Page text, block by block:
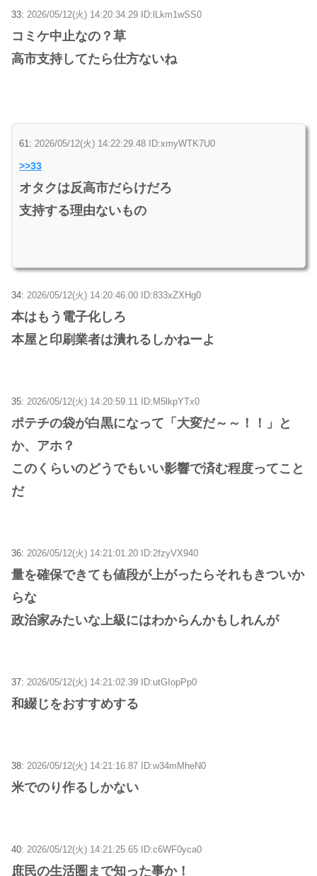
33: 2026/05/12(火) 14:20:34.29 ID:lLkm1wSS0
コミケ中止なの？草
高市支持してたら仕方ないね
61: 2026/05/12(火) 14:22:29.48 ID:xmyWTK7U0
>>33
オタクは反高市だらけだろ
支持する理由ないもの
34: 2026/05/12(火) 14:20:46.00 ID:833xZXHg0
本はもう電子化しろ
本屋と印刷業者は潰れるしかねーよ
35: 2026/05/12(火) 14:20:59.11 ID:M5lkpYTx0
ポテチの袋が白黒になって「大変だ～～！！」と
か、アホ？
このくらいのどうでもいい影響で済む程度ってこと
だ
36: 2026/05/12(火) 14:21:01.20 ID:2fzyVX940
量を確保できても値段が上がったらそれもきついか
らな
政治家みたいな上級にはわからんかもしれんが
37: 2026/05/12(火) 14:21:02.39 ID:utGIopPp0
和綴じをおすすめする
38: 2026/05/12(火) 14:21:16.87 ID:w34mMheN0
米でのり作るしかない
40: 2026/05/12(火) 14:21:25.65 ID:c6WF0yca0
庶民の生活圏まで知った事か！